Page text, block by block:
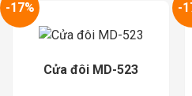
-17%
Cửa đôi MD-523
-